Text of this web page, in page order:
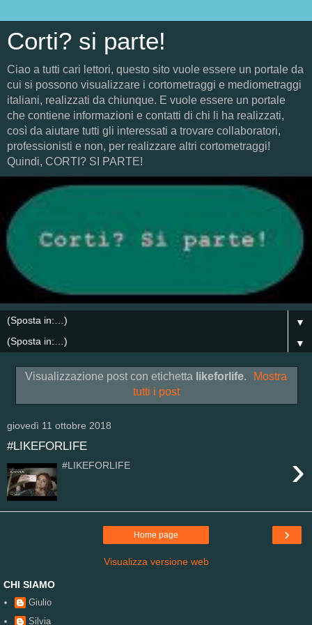
Corti? si parte!
Ciao a tutti cari lettori, questo sito vuole essere un portale da
cui si possono visualizzare i cortometraggi e mediometraggi
italiani, realizzati da chiunque. E vuole essere un portale
che contiene informazioni e contatti di chi li ha realizzati,
così da aiutare tutti gli interessati a trovare collaboratori,
professionisti e non, per realizzare altri cortometraggi!
Quindi, CORTI? SI PARTE!
▼
▼
Visualizzazione post con etichetta likeforlife.
Mostra
tutti i post
giovedì 11 ottobre 2018
#LIKEFORLIFE
›
#LIKEFORLIFE
›
Home page
Visualizza versione web
CHI SIAMO
Giulio
Silvia